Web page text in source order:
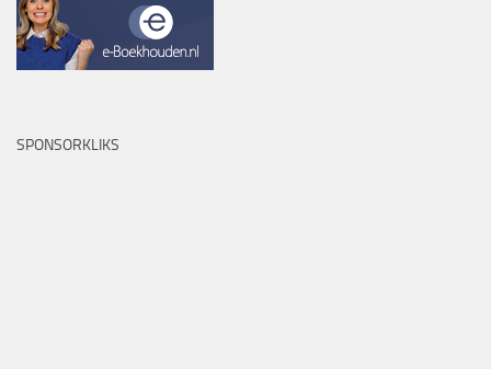
SPONSORKLIKS